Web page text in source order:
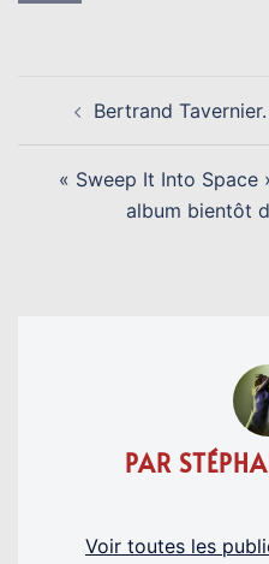
D’ARTICLE
Bertrand
« Sweep It Into Space
album bientôt
PAR
Voir toutes les